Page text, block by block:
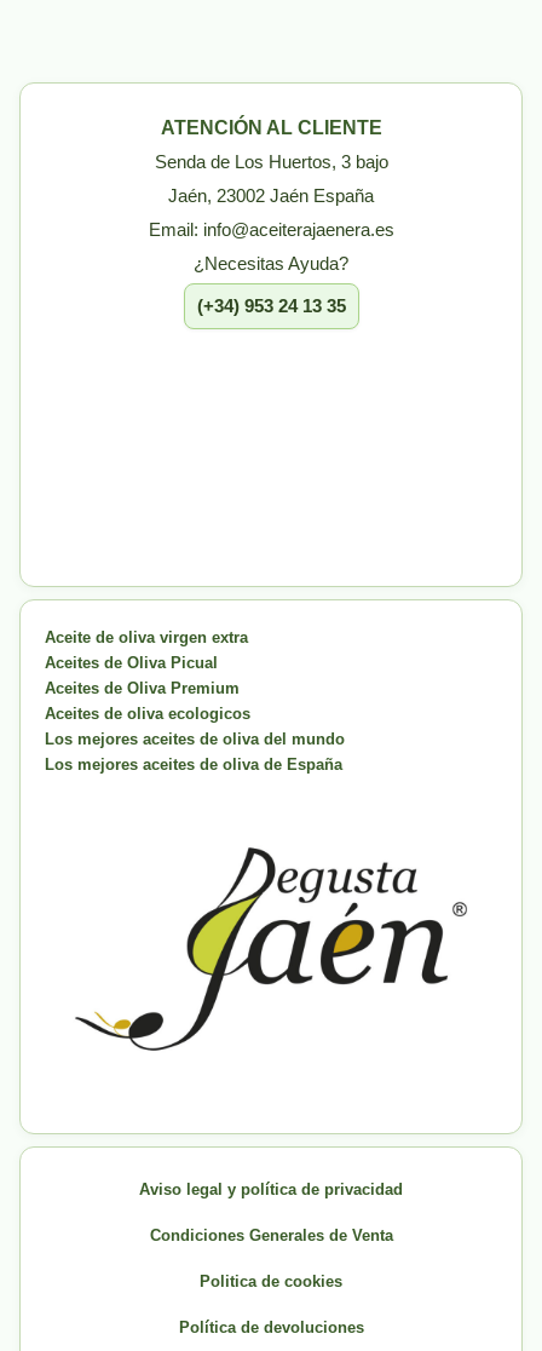
ATENCIÓN AL CLIENTE
Senda de Los Huertos, 3 bajo
Jaén, 23002 Jaén España
Email: info@aceiterajaenera.es
¿Necesitas Ayuda?
(+34) 953 24 13 35
Aceite de oliva virgen extra
Aceites de Oliva Picual
Aceites de Oliva Premium
Aceites de oliva ecologicos
Los mejores aceites de oliva del mundo
Los mejores aceites de oliva de España
Aviso legal y política de privacidad
Condiciones Generales de Venta
Politica de cookies
Política de devoluciones